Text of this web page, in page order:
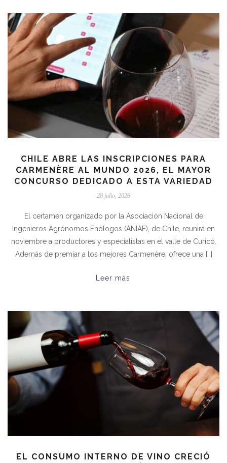
CHILE ABRE LAS INSCRIPCIONES PARA
CARMENÈRE AL MUNDO 2026, EL MAYOR
CONCURSO DEDICADO A ESTA VARIEDAD
28 julio, 2026
El certamen organizado por la Asociación Nacional de
Ingenieros Agrónomos Enólogos (ANIAE), de Chile, reunirá en
noviembre a productores y especialistas en el valle de Curicó.
Además de premiar a los mejores Carmenère, ofrece una […]
Leer más
EL CONSUMO INTERNO DE VINO CRECIÓ